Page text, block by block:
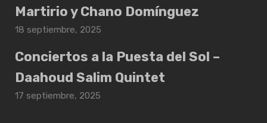
Martirio y Chano Domínguez
18 septiembre, 2025
Conciertos a la Puesta del Sol –
Daahoud Salim Quintet
17 septiembre, 2025